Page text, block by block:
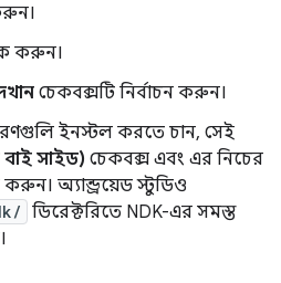
করুন।
চেকবক্সটি নির্বাচন করুন।
ইনস্টল করতে চান, সেই
সাইড) চেকবক্স এবং এর নিচের
অ্যান্ড্রয়েড স্টুডিও
ডিরেক্টরিতে NDK-এর সমস্ত